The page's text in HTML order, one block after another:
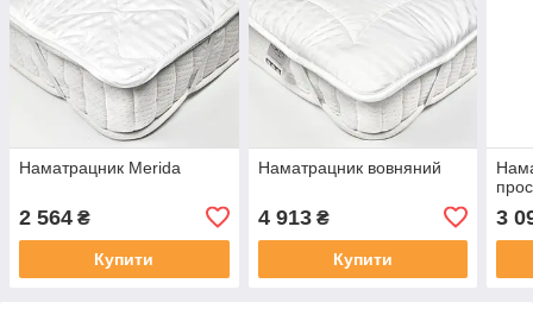
Наматрацник Merida
2 564 ₴
Купити
Наматрацник вовняний
4 913₴
Купити
3